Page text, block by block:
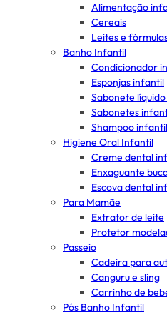
Alimentação
Cereais
Leites e
Banho Infantil
Condicionador
Esponjas infantil
Sabonete
Sabonetes
Shampoo infantil
Higiene Oral Infantil
Creme dental
Enxaguante
Escova dental
Para Mamãe
Extrator de leite
Protetor
Passeio
Cadeira para
Canguru e sling
Carrinho de
Pós Banho Infantil